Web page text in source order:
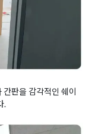
간판을 감각적인 쉐이
.